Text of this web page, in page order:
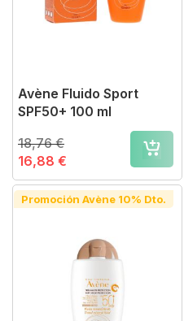
Avène Fluido Sport
SPF50+ 100 ml
16,88 €
18,76 €
Promoción Avène 10% Dto.